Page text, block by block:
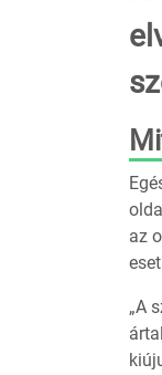
az
„A